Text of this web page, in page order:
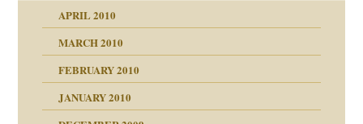
APRIL 2010
MARCH 2010
FEBRUARY 2010
JANUARY 2010